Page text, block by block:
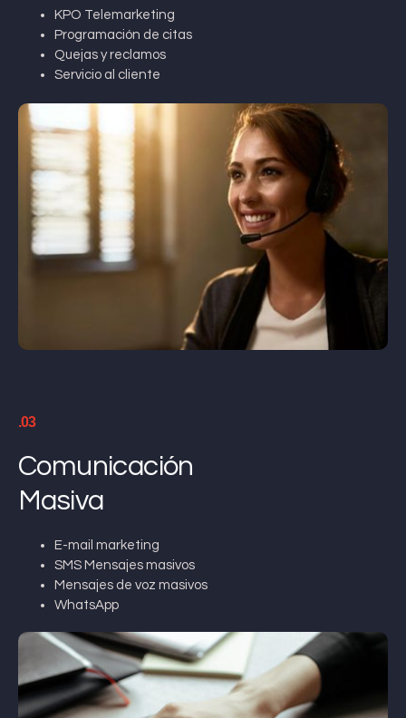
KPO Telemarketing
Programación de citas
Quejas y reclamos
Servicio al cliente
.03
Comunicación
Masiva
E-mail marketing
SMS Mensajes masivos
Mensajes de voz masivos
WhatsApp